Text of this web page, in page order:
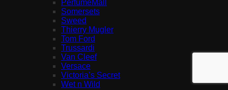
PerfumeMall
Somersets
Sweed
Thierry Mugler
Tom Ford
Trussardi
Van Cleef
Versace
Victoria’s Secret
Wet n Wild